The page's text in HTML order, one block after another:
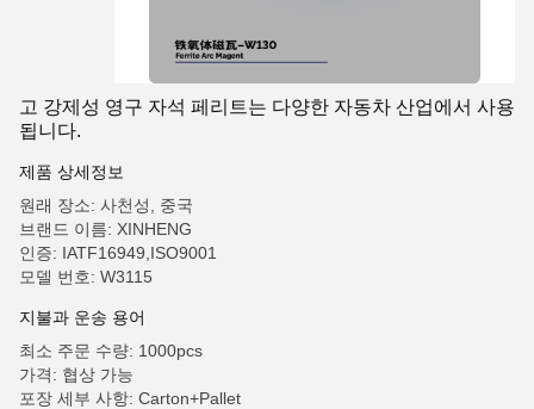
고 강제성 영구 자석 페리트는 다양한 자동차 산업에서 사용
됩니다.
제품 상세정보
원래 장소: 사천성, 중국
브랜드 이름: XINHENG
인증: IATF16949,ISO9001
모델 번호: W3115
지불과 운송 용어
최소 주문 수량: 1000pcs
가격: 협상 가능
포장 세부 사항: Carton+Pallet